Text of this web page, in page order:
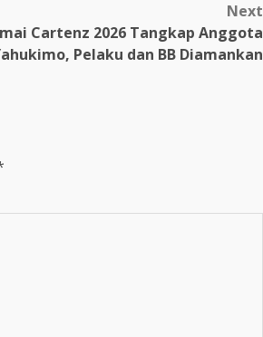
Next
Cartenz 2026 Tangkap Anggota
Pelaku dan BB Diamankan